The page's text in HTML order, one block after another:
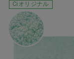
Ciオリジナル